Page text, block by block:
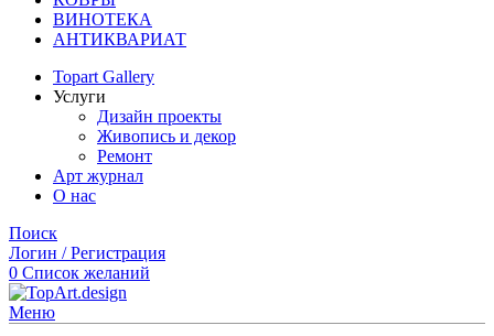
ВИНОТЕКА
АНТИКВАРИАТ
Topart Gallery
Услуги
Дизайн проекты
Живопись и декор
Ремонт
Арт журнал
О нас
Поиск
Логин / Регистрация
0 Список желаний
Меню